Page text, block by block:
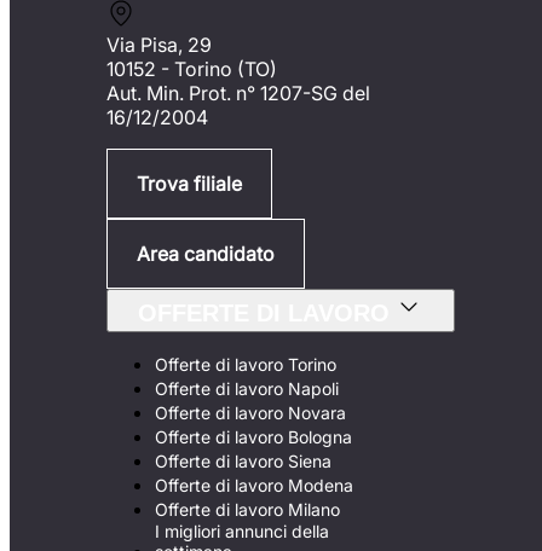
Via Pisa, 29
10152 - Torino (TO)
Aut. Min. Prot. n° 1207-SG del
16/12/2004
Trova filiale
Area candidato
Offerte di lavoro Torino
Offerte di lavoro Napoli
Offerte di lavoro Novara
Offerte di lavoro Bologna
Offerte di lavoro Siena
Offerte di lavoro Modena
Offerte di lavoro Milano
I migliori annunci della